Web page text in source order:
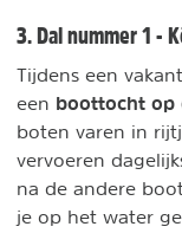
3. Dal nummer 1 -
Tijdens een
een boottocht op
boten varen in
vervoeren
na de andere
je op het water